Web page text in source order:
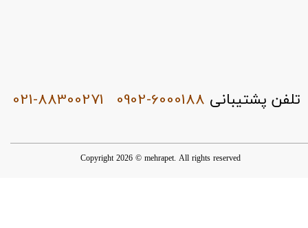
0902-6000188
021-88300271
Copyright 2026 © mehrapet. All rights reserved